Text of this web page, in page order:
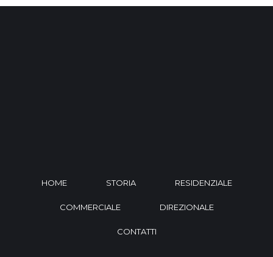
HOME STORIA RESIDENZIALE
COMMERCIALE DIREZIONALE
CONTATTI